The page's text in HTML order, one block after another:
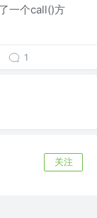
一个call()方
1
关注